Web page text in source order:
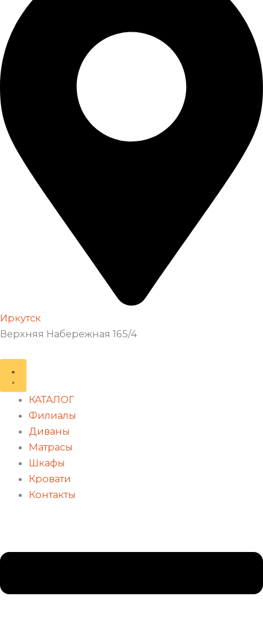
Иркутск
Верхняя Набережная 165/4
КАТАЛОГ
Филиалы
Диваны
Матрасы
Шкафы
Кровати
Контакты